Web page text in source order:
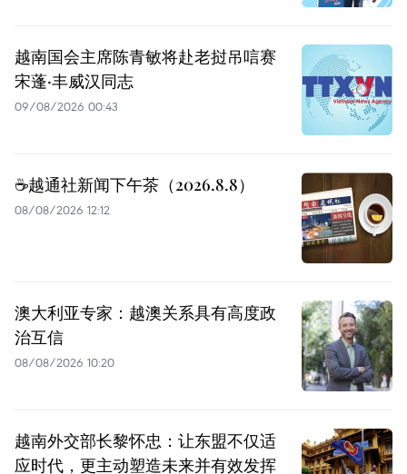
越南国会主席陈青敏将赴老挝吊唁赛
宋蓬·丰威汉同志
09/08/2026 00:43
☕️越通社新闻下午茶（2026.8.8）
08/08/2026 12:12
澳大利亚专家：越澳关系具有高度政
治互信
08/08/2026 10:20
越南外交部长黎怀忠：让东盟不仅适
应时代，更主动塑造未来并有效发挥